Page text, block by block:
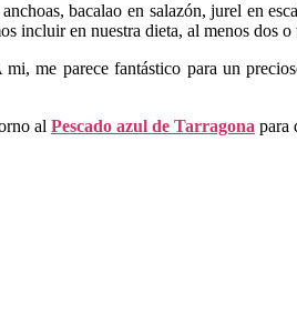
bacalao en salazón, jurel en
incluir en nuestra dieta, al menos dos o
me parece fantástico para un
al Pescado azul de Tarragona para